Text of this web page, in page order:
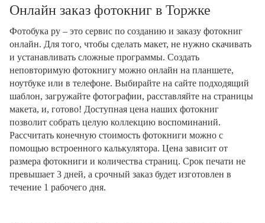
Онлайн заказ фотокниг в Торжке
Фотобука ру – это сервис по созданию и заказу фотокниг
онлайн. Для того, чтобы сделать макет, не нужно скачивать
и устанавливать сложные программы. Создать
неповторимую фотокнигу можно онлайн на планшете,
ноутбуке или в телефоне. Выбирайте на сайте подходящий
шаблон, загружайте фотографии, расставляйте на страницы
макета, и, готово! Доступная цена наших фотокниг
позволит собрать целую коллекцию воспоминаний.
Рассчитать конечную стоимость фотокниги можно с
помощью встроенного калькулятора. Цена зависит от
размера фотокниги и количества страниц. Срок печати не
превышает 3 дней, а срочный заказ будет изготовлен в
течение 1 рабочего дня.